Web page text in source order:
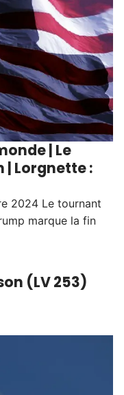
| Le
Lorgnette :
2024 Le tournant
marque la fin
(LV 253)